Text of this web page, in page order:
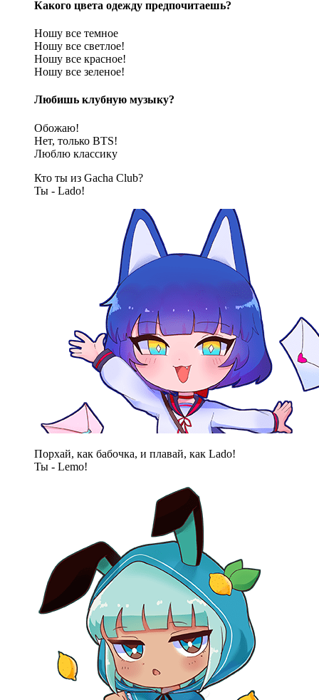
Какого цвета одежду предпочитаешь?
Ношу все темное
Ношу все светлое!
Ношу все красное!
Ношу все зеленое!
Любишь клубную музыку?
Обожаю!
Нет, только BTS!
Люблю классику
Кто ты из Gacha Club?
Ты - Lado!
Порхай, как бабочка, и плавай, как Lado!
Ты - Lemo!